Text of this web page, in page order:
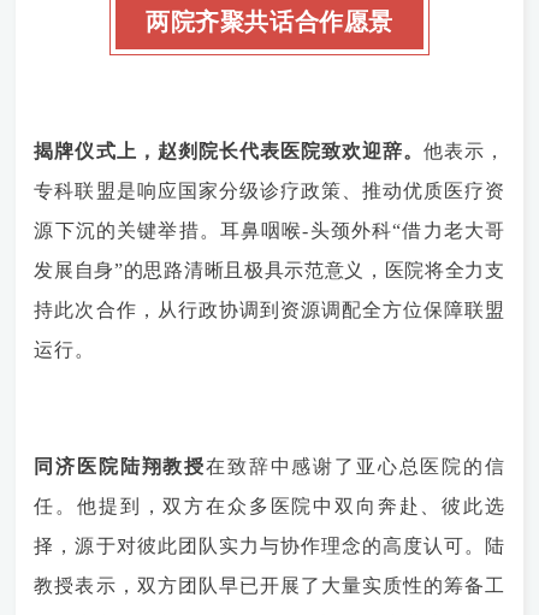
两院齐聚共话合作愿景
揭牌仪式上，赵剡院长代表医院致欢迎辞。 他表示，
专科联盟是响应国家分级诊疗政策、推动优质医疗资
源下沉的关键举措。耳鼻咽喉-头颈外科“借力老大哥
发展自身”的思路清晰且极具示范意义，医院将全力支
持此次合作，从行政协调到资源调配全方位保障联盟
运行。
同济医院陆翔教授在致辞中感谢了亚心总医院的信
任。他提到，双方在众多医院中双向奔赴、彼此选
择，源于对彼此团队实力与协作理念的高度认可。陆
教授表示，双方团队早已开展了大量实质性的筹备工